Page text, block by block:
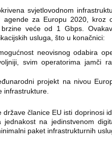
svjetlovodnom
za Europu 2020, kroz
veće od 1 Gbps.
usluga, što u konačnici:
neovisnog odabira
svim operatorima jamči
projekt na nivou
infrastrukture.
članice EU isti doprinosi
na jedinstvenom
paket infrastrukturnih